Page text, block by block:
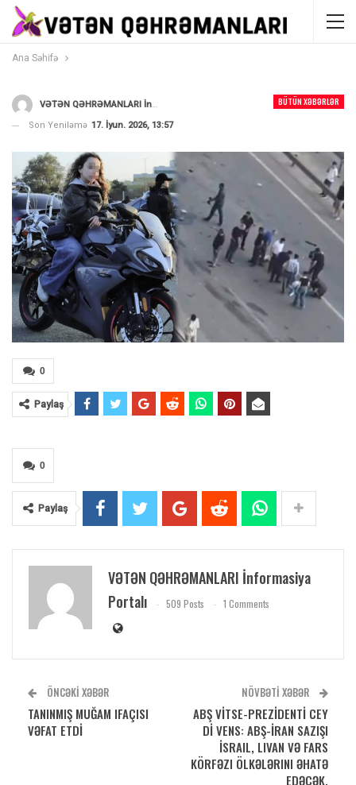
Ana Səhifə
BÜTÜN XƏBƏRLƏR
VƏTƏN QƏHRƏMANLARI İnformasiya Portalı
Son Yeniləmə 17. İyun. 2026, 13:57
0
Paylaş
0
Paylaş
VƏTƏN QƏHRƏMANLARI İnformasiya
Portalı
509 Posts 1 Comments
ÖNCƏKI XƏBƏR
TANINMIŞ MUĞAM IFAÇISI
VƏFAT ETDİ
NÖVBƏTI XƏBƏR
ABŞ VİTSE-PREZİDENTİ CEY
Dİ VENS: ABŞ-İRAN SAZIŞI
İSRAIL, LIVAN VƏ FARS
KÖRFƏZI ÖLKƏLƏRINI ƏHATƏ
EDƏCƏK.